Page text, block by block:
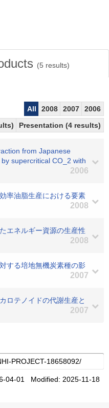
(5 results)
All 2008 2007
2006
Presentation (4 results)
from Japanese
supercritical CO_2 with
2006
率油脂生産における要素
2008
エネルギー資源の生産性
2008
する培地無機炭素種の影
2007
ロテノイドの代謝生産と
2007
04-01 Modified: 2025-11-18